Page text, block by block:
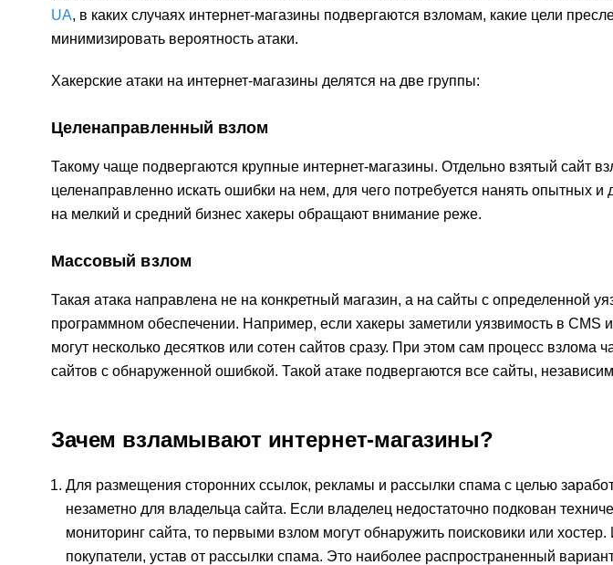
UA, в каких случаях интернет-магазины подвергаются взломам, какие цели
минимизировать вероятность атаки.
Хакерские атаки на интернет-магазины делятся на две группы:
Целенаправленный взлом
Такому чаще подвергаются крупные интернет-магазины. Отдельно взятый сайт
целенаправленно искать ошибки на нем, для чего потребуется нанять опытных
на мелкий и средний бизнес хакеры обращают внимание реже.
Массовый взлом
Такая атака направлена не на конкретный магазин, а на сайты с определенной
программном обеспечении. Например, если хакеры заметили уязвимость в CMS
могут несколько десятков или сотен сайтов сразу. При этом сам процесс взлома
сайтов с обнаруженной ошибкой. Такой атаке подвергаются все сайты,
Зачем взламывают интернет-магазины?
Для размещения сторонних ссылок, рекламы и рассылки спама с целью
незаметно для владельца сайта. Если владелец недостаточно подкован
мониторинг сайта, то первыми взлом могут обнаружить поисковики или
покупатели, устав от рассылки спама. Это наиболее распространенный